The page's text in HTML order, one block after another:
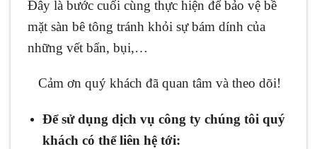
Đây là bước cuối cùng thực hiện để bảo vệ bề
mặt sàn bê tông tránh khỏi sự bám dính của
những vết bẩn, bụi,…
Cảm ơn quý khách đã quan tâm và theo dõi!
Để sử dụng dịch vụ công ty chúng tôi quý
khách có thể liên hệ tới: